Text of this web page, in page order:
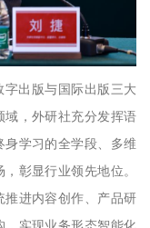
出版与国际出版三大
域，外研社充分发挥语
学习的全学段、多维
彰显行业领先地位。
推进内容创作、产品研